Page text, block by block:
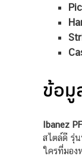
ข้อมู
Ibanez
สไตล์ดี รุ่
ใครที่มอง